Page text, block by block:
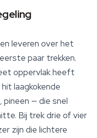
leveren over het
paar trekken.
oppervlak heeft
laagkokende
pineen — die snel
Bij trek drie of vier
zijn die lichtere